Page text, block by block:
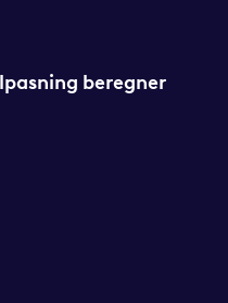
beregner